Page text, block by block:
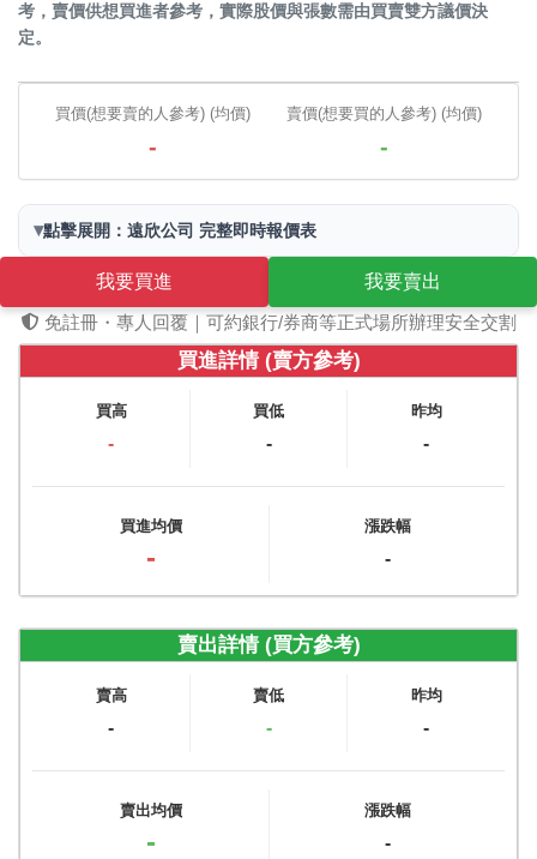
考，賣價供想買進者參考，實際股價與張數需由買賣雙方議價決
定。
買價(想要賣的人參考) (均價)
-
賣價(想要買的人參考) (均價)
-
▾點擊展開：遠欣公司 完整即時報價表
我要買進
我要賣出
免註冊・專人回覆｜可約銀行/券商等正式場所辦理安全交割
買進詳情 (賣方參考)
買高
-
買低
-
昨均
-
買進均價
-
漲跌幅
-
賣出詳情 (買方參考)
賣高
-
賣低
-
昨均
-
賣出均價
-
漲跌幅
-